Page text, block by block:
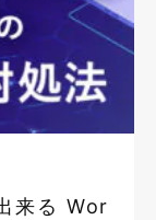
来る Wor